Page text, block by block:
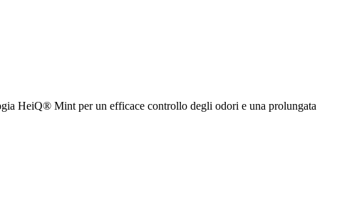
HeiQ® Mint per un efficace controllo degli odori e una prolungata